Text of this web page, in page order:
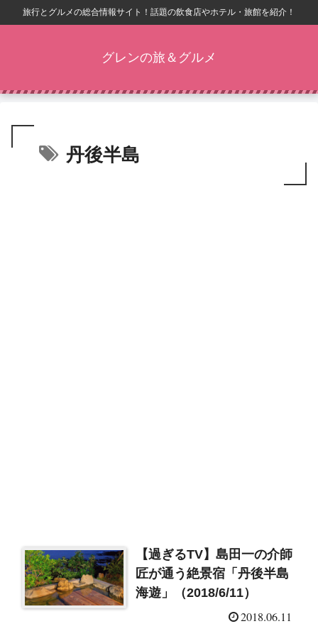
旅行とグルメの総合情報サイト！話題の飲食店やホテル・旅館を紹介！
グレンの旅＆グルメ
丹後半島
【過ぎるTV】島田一の介師
匠が通う絶景宿「丹後半島
海遊」（2018/6/11）
2018.06.11